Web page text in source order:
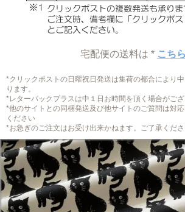
宅配便の送料は * こちら
*クリックポストの日曜祝日発送は集荷の都合により
ります。
*レターパックプラスは中１日お時間を頂く場合がござ
*他のサイトとの同梱発送及び他サイトのご質問は対
ください
*お急ぎのご注文はお受け出来かねます。ご了承くださ